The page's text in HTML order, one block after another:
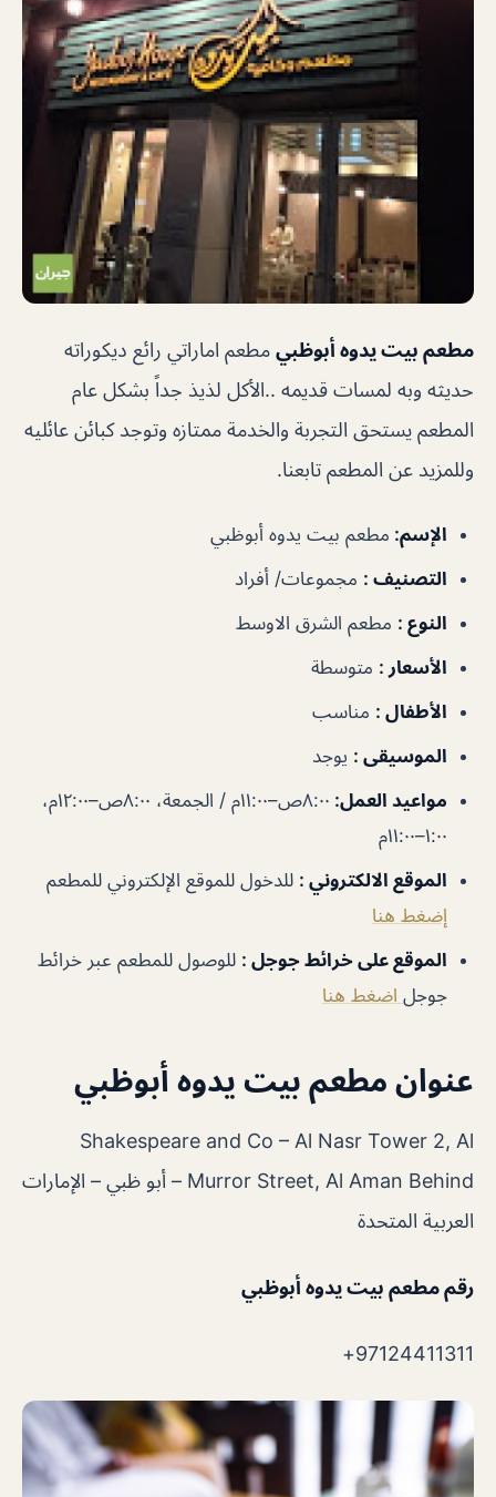
مطعم بيت يدوه أبوظبي مطعم اماراتي رائع ديكوراته
حديثه وبه لمسات قديمه ..الأكل لذيذ جداً بشكل عام
المطعم يستحق التجربة والخدمة ممتازه وتوجد كبائن عائليه
وللمزيد عن المطعم تابعنا.
الإسم: مطعم بيت يدوه أبوظبي
التصنيف : مجموعات/ أفراد
النوع : مطعم الشرق الاوسط
الأسعار : متوسطة
الأطفال : مناسب
الموسيقى : يوجد
مواعيد العمل:
٨:٠٠ص–١١:٠٠م / الجمعة، ٨:٠٠ص–١٢:٠٠م،
١:٠٠–١١:٠٠م
الموقع الالكتروني : للدخول للموقع الإلكتروني للمطعم
إضغط هنا
الموقع على خرائط جوجل : للوصول للمطعم عبر خرائط
جوجل اضغط هنا
عنوان مطعم بيت يدوه أبوظبي
Shakespeare and Co – Al Nasr Tower 2, Al
Murror Street, Al Aman Behind – أبو ظبي – الإمارات
العربية المتحدة
رقم مطعم بيت يدوه أبوظبي
97124411311+